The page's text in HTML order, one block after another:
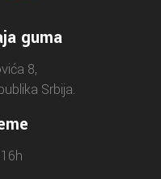
guma
8,
Srbija.